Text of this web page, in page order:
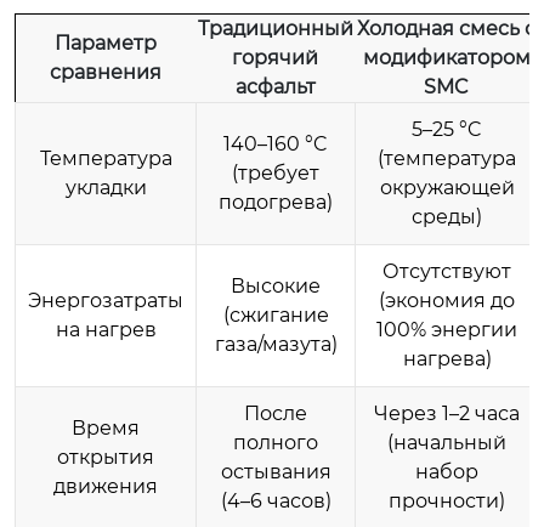
Параметр
сравнения
Традиционный
горячий
асфальт
Холодная смесь с
модификатором
SMC
Температура
укладки
140–160 °C
(требует
подогрева)
5–25 °C
(температура
окружающей
среды)
Энергозатраты
на нагрев
Высокие
(сжигание
газа/мазута)
Отсутствуют
(экономия до
100% энергии
нагрева)
Время
открытия
движения
После
полного
остывания
(4–6 часов)
Через 1–2 часа
(начальный
набор
прочности)